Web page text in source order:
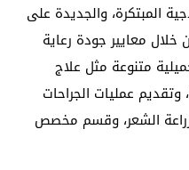
المبتكرة، والجديدة على
معايير جودة رعاية
متنوعة مثل علاج
وتقديم عمليات الجراحات
الشعر، وقسم مخصص